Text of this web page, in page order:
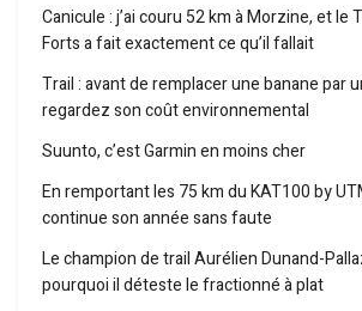
Canicule : j’ai couru 52 km à Morzine, et le
Forts a fait exactement ce qu’il fallait
Trail : avant de remplacer une banane par
regardez son coût environnemental
Suunto, c’est Garmin en moins cher
En remportant les 75 km du KAT100 by
continue son année sans faute
Le champion de trail Aurélien Dunand-
pourquoi il déteste le fractionné à plat